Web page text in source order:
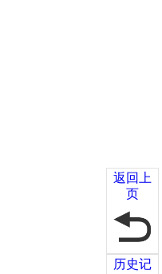
返回上
页
历史记